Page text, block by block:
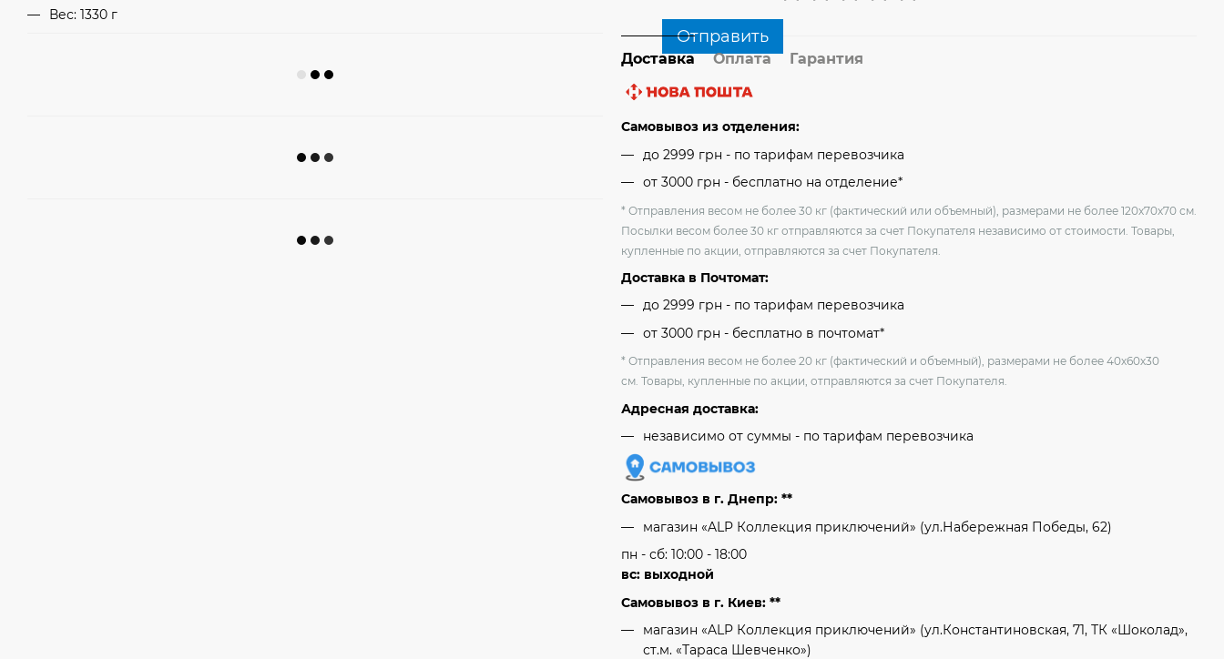
Вес: 1330 г
Отправить
Доставка Оплата Гарантия
Самовывоз из отделения:
до 2999 грн - по тарифам перевозчика
от 3000 грн - бесплатно на отделение*
* Отправления весом не более 30 кг (фактический или объемный), размерами не более 120х70х70 см.
Посылки весом более 30 кг отправляются за счет Покупателя независимо от стоимости. Товары,
купленные по акции, отправляются за счет Покупателя.
Доставка в Почтомат:
до 2999 грн - по тарифам перевозчика
от 3000 грн - бесплатно в почтомат*
* Отправления весом не более 20 кг (фактический и объемный), размерами не более 40х60х30
см. Товары, купленные по акции, отправляются за счет Покупателя.
Адресная доставка:
независимо от cуммы - по тарифам перевозчика
Самовывоз в г. Днепр: **
магазин «ALP Коллекция приключений» (ул.Набережная Победы, 62)
пн - сб: 10:00 - 18:00
вс: выходной
Самовывоз в г. Киев: **
магазин «ALP Коллекция приключений» (ул.Константиновская, 71, ТК «Шоколад»,
ст.м. «Тараса Шевченко»)